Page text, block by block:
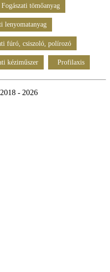
Fogászati tömőanyag
lenyomatanyag
fúró, csiszoló, polírozó
kéziműszer Profilaxis
- 2026